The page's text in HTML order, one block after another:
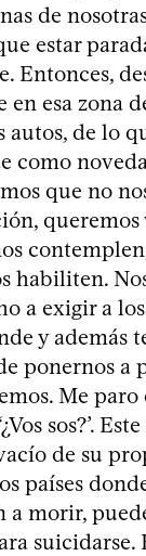
de
estar
Entonces,
esa zona
autos, de lo
como
que no
habiliten.
a exigir a
y además
ponernos a
Me paro
sos?’.
de su
países
a morir,
suicidarse.